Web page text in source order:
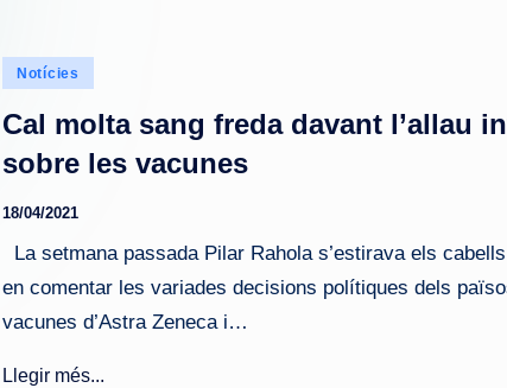
Publicado
Notícies
Cal molta sang freda davant l’allau
sobre les vacunes
18/04/2021
La setmana passada Pilar Rahola s’estirava els
en comentar les variades decisions polítiques dels
vacunes d’Astra Zeneca i…
Llegir més...